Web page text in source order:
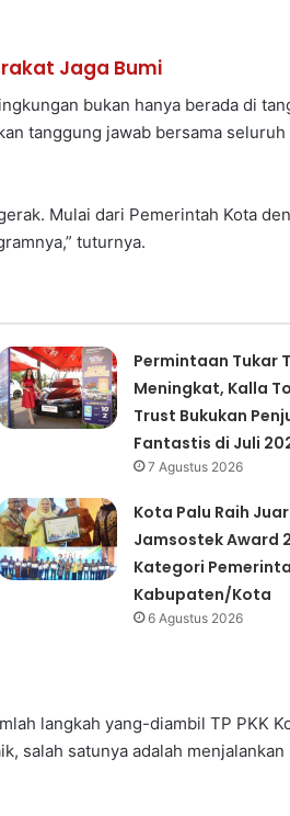
Jaga Bumi
bukan hanya berada di
tanggung jawab bersama seluruh
Mulai dari Pemerintah Kota
tuturnya.
Permintaan Tukar
Meningkat, Kalla
Trust Bukukan
Fantastis di Juli
7 Agustus 2026
Kota Palu Raih
Jamsostek Award
Kategori
Kabupaten/Kota
6 Agustus 2026
langkah yang-diambil TP PKK
salah satunya adalah menjalankan